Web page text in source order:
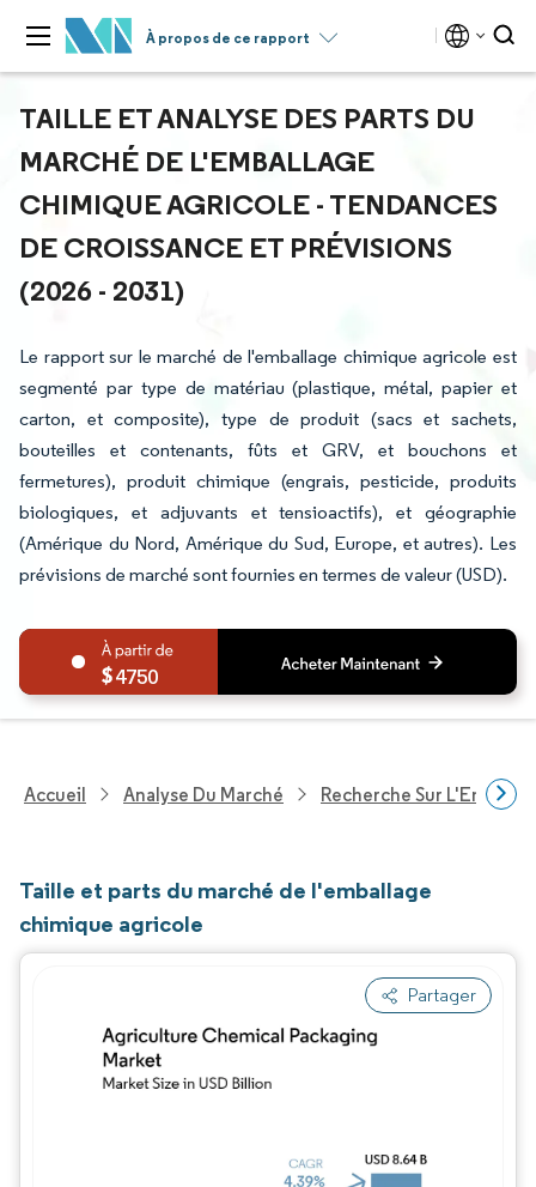
À propos de ce rapport
TAILLE ET ANALYSE DES PARTS DU
MARCHÉ DE L'EMBALLAGE
CHIMIQUE AGRICOLE - TENDANCES
DE CROISSANCE ET PRÉVISIONS
(2026 - 2031)
Le rapport sur le marché de l'emballage chimique agricole est
segmenté par type de matériau (plastique, métal, papier et
carton, et composite), type de produit (sacs et sachets,
bouteilles et contenants, fûts et GRV, et bouchons et
fermetures), produit chimique (engrais, pesticide, produits
biologiques, et adjuvants et tensioactifs), et géographie
(Amérique du Nord, Amérique du Sud, Europe, et autres). Les
prévisions de marché sont fournies en termes de valeur (USD).
4750
Accueil Analyse Du Marché Recherche Sur
Taille et parts du marché de l'emballage
chimique agricole
Partager